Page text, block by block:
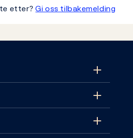
etter?Gi oss tilbakemelding